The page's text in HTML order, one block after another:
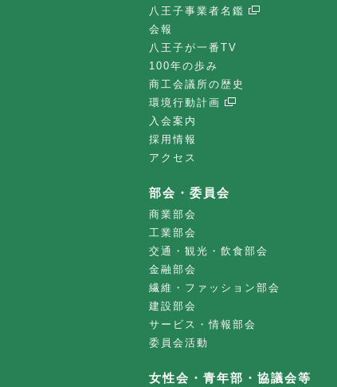
八王子事業者名鑑
会報
八王子が一番TV
100年の歩み
商工会議所の歴史
環境行動計画
入会案内
採用情報
アクセス
部会・委員会
商業部会
工業部会
交通・観光・飲食部会
金融部会
繊維・ファッション部会
建設部会
サービス・情報部会
委員会活動
女性会・青年部・協議会等